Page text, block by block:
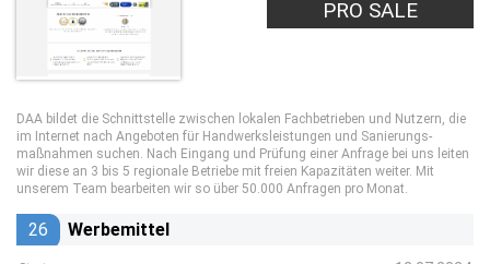
PRO SALE
DAA bildet die Schnittstelle zwischen lokalen Fachbetrieben und Nutzern, die
im Internet nach Angeboten für Handwerks­leistungen und Sanierungs­
maßnahmen suchen. Nach Eingang und Prüfung einer Anfrage bei uns leiten
wir diese an 3 bis 5 regionale Betriebe mit freien Kapazitäten weiter. Mit
unserem Team bearbeiten wir so über 50.000 Anfragen pro Monat.
26 Werbemittel